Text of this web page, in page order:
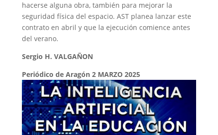
hacerse alguna obra, también para mejorar la
seguridad física del espacio. AST planea lanzar este
contrato en abril y que la ejecución comience antes
del verano.
Sergio H. VALGAÑON
Periódico de Aragón 2 MARZO 2025